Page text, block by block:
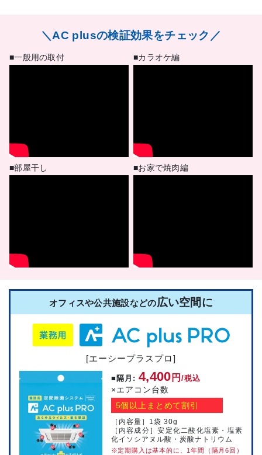
＼AC plusの検証効果をチェック／
■一般用の取付 ■カラオケ編
■部屋干し ■お家で焼肉編
オフィスや公共施設などの広い空間に
[エーシープラスプロ]
■隔月: 4,400 円 /税込
×エアコン台数
5個以上まとめて割引
［内容量］1袋 30g
［内容成分］安定化二酸化塩素・塩素
化イソシアヌル酸・炭酸ナトリウム
※定期購入は基本的に、1年間（隔月6回）